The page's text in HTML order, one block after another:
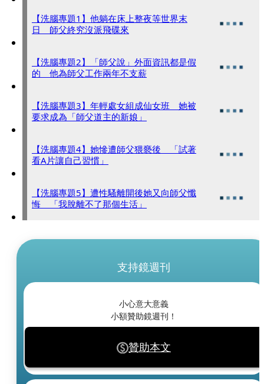
【洗腦專題1】他躺在床上整夜等世界末
日 師父終究沒派飛碟來
【洗腦專題2】「師父說」外面資訊都是假
的 他為師父工作兩年不支薪
【洗腦專題3】年輕處女組成仙女班 她被
要求成為「師父道主的新娘」
【洗腦專題4】她慘遭師父猥褻後 「試著
看A片讓自己習慣」
【洗腦專題5】遭性騷離開後她又向師父懺
悔 「我脫離不了那個生活」
支持鏡週刊
小心意大意義
小額贊助鏡週刊！
贊助本文